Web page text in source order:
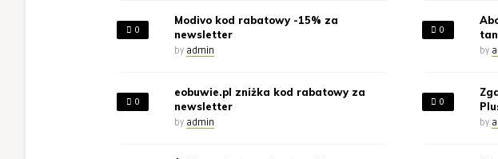
0
Modivo kod rabatowy -15% za
newsletter
by admin
0
eobuwie.pl zniżka kod rabatowy za
newsletter
by admin
0
by
0
by